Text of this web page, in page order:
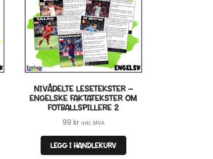
NIVÅDELTE LESETEKSTER –
ENGELSKE FAKTATEKSTER OM
FOTBALLSPILLERE 2
99kr inkl. MVA
LEGG I HANDLEKURV